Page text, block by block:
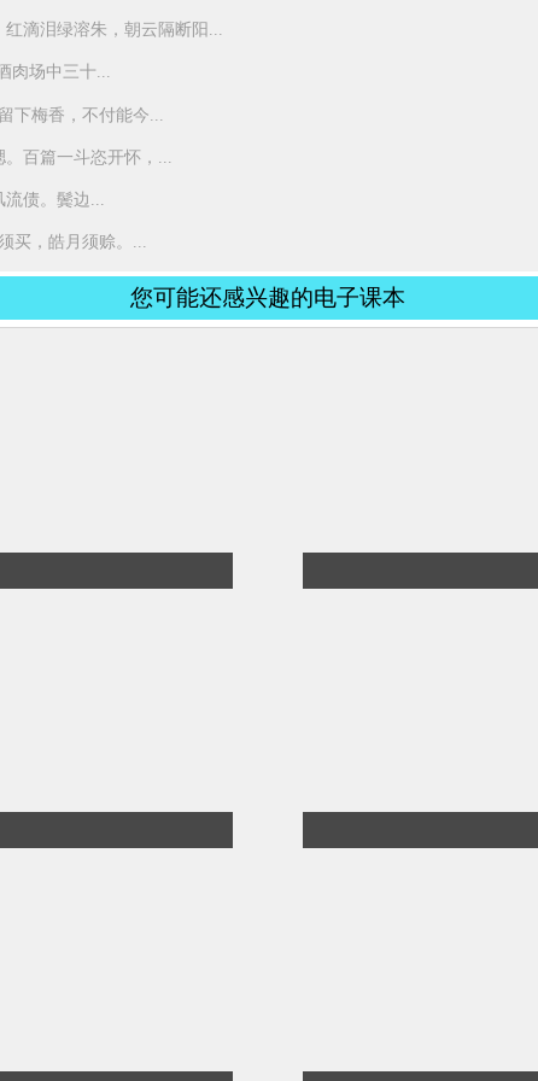
滴泪绿溶朱，朝云隔断阳...
肉场中三十...
下梅香，不付能今...
百篇一斗恣开怀，...
债。鬓边...
买，皓月须赊。...
您可能还感兴趣的电子课本